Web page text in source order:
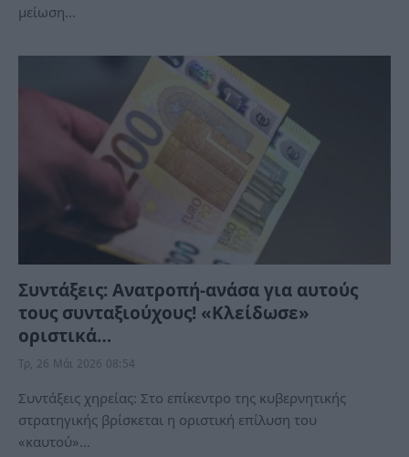
μείωση…
Συντάξεις: Ανατροπή-ανάσα για αυτούς
τους συνταξιούχους! «Κλείδωσε»
οριστικά…
Τρ, 26 Μάι 2026 08:54
Συντάξεις χηρείας: Στο επίκεντρο της κυβερνητικής
στρατηγικής βρίσκεται η οριστική επίλυση του
«καυτού»…